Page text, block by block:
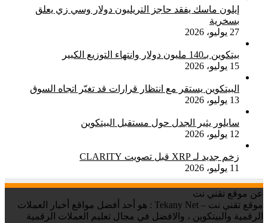
إيلون ماسك يفقد حاجز التريليون دولار وسي زي يعلق
بسخرية
27 يوليو، 2026
بيتكوين بـ140 مليون دولار وانتهاء التوزيع الكبير
15 يوليو، 2026
البيتكوين يستقر مع انتظار قرارات قد تغيّر اتجاه السوق
13 يوليو، 2026
سايلور يثير الجدل حول مستقبل البيتكوين
12 يوليو، 2026
زخم جديد لـ XRP قبل تصويت CLARITY
11 يوليو، 2026
عن موقع تقني نت
موقع تقني نت – Tekany Net : هو أحد أفضل مواقع أخبار العملات
الرقمية والبيتكوين ، والافضل في مجال تعليم العملات الرقمية